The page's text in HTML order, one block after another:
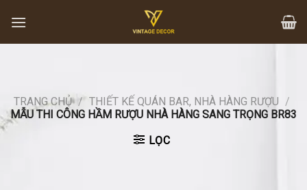
content
TRANG CHỦ / THIẾT KẾ QUÁN BAR, NHÀ HÀNG RƯỢU /
MẪU THI CÔNG HẦM RƯỢU NHÀ HÀNG SANG TRỌNG BR83
LỌC